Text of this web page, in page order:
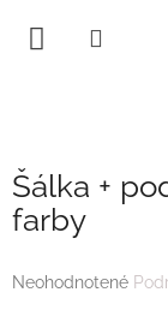
obsah
Šálka +
farby
Priemerné
Neohodnotené